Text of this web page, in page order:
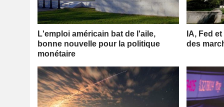
L'emploi américain bat de l'aile,
bonne nouvelle pour la politique
monétaire
IA, Fed
des